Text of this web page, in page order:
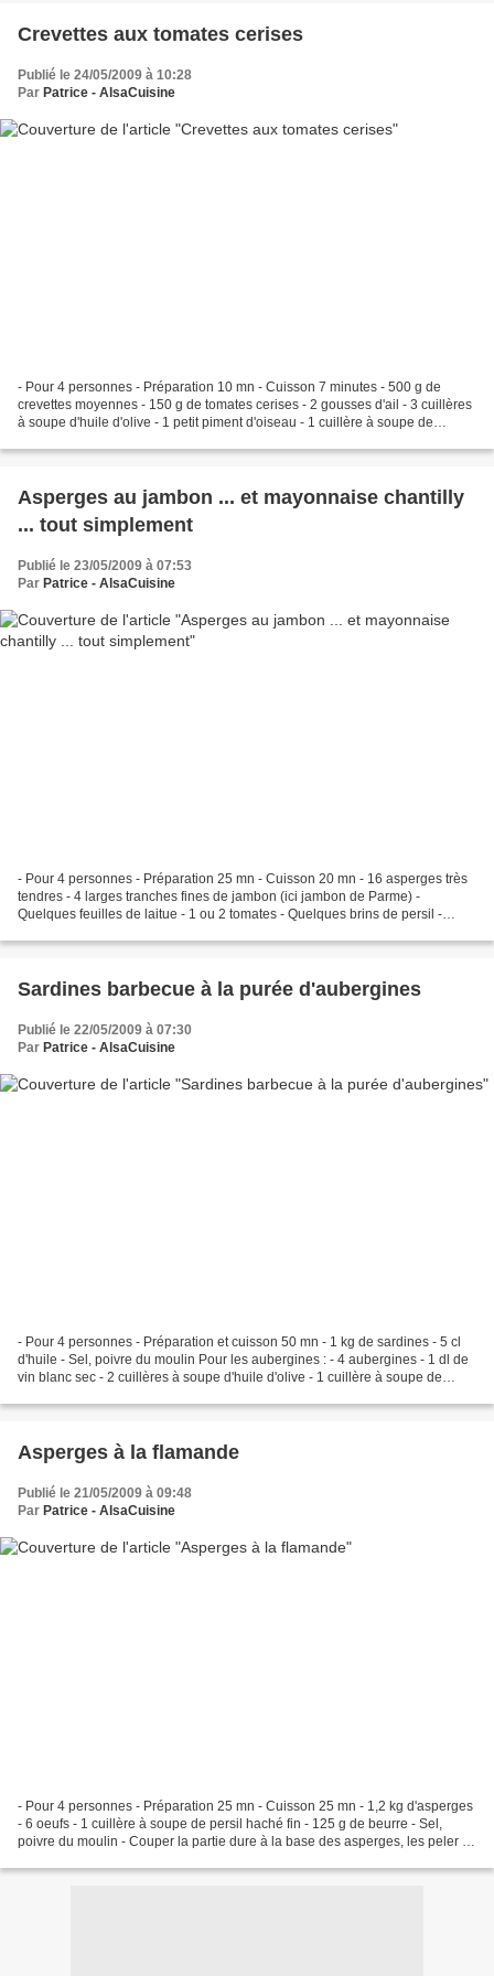
Crevettes aux tomates cerises
Publié le 24/05/2009 à 10:28
Par Patrice - AlsaCuisine
- Pour 4 personnes - Préparation 10 mn - Cuisson 7 minutes - 500 g de
crevettes moyennes - 150 g de tomates cerises - 2 gousses d'ail - 3 cuillères
à soupe d'huile d'olive - 1 petit piment d'oiseau - 1 cuillère à soupe de
Asperges au jambon ... et mayonnaise chantilly
... tout simplement
Publié le 23/05/2009 à 07:53
Par Patrice - AlsaCuisine
- Pour 4 personnes - Préparation 25 mn - Cuisson 20 mn - 16 asperges très
tendres - 4 larges tranches fines de jambon (ici jambon de Parme) -
Quelques feuilles de laitue - 1 ou 2 tomates - Quelques brins de persil -
Sardines barbecue à la purée d'aubergines
Publié le 22/05/2009 à 07:30
Par Patrice - AlsaCuisine
- Pour 4 personnes - Préparation et cuisson 50 mn - 1 kg de sardines - 5 cl
d'huile - Sel, poivre du moulin Pour les aubergines : - 4 aubergines - 1 dl de
vin blanc sec - 2 cuillères à soupe d'huile d'olive - 1 cuillère à soupe de
Asperges à la flamande
Publié le 21/05/2009 à 09:48
Par Patrice - AlsaCuisine
- Pour 4 personnes - Préparation 25 mn - Cuisson 25 mn - 1,2 kg d'asperges
- 6 oeufs - 1 cuillère à soupe de persil haché fin - 125 g de beurre - Sel,
poivre du moulin - Couper la partie dure à la base des asperges, les peler -